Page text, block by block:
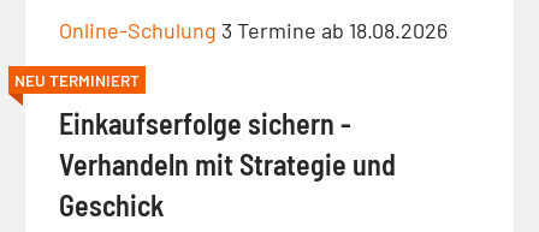
Online-Schulung 3 Termine ab 18.08.2026
NEU TERMINIERT
Einkaufserfolge sichern -
Verhandeln mit Strategie und
Geschick